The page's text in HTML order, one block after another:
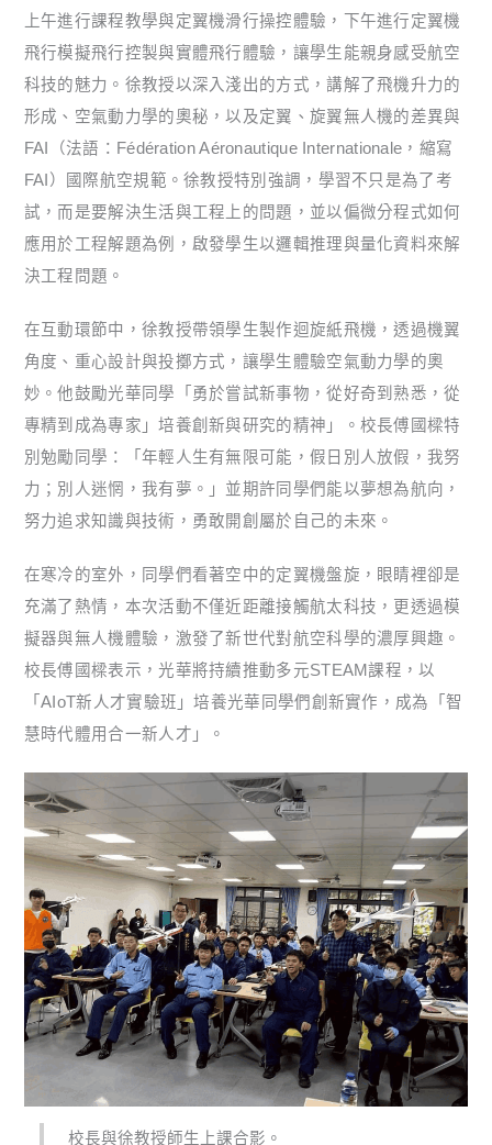
上午進行課程教學與定翼機滑行操控體驗，下午進行定翼機
飛行模擬飛行控製與實體飛行體驗，讓學生能親身感受航空
科技的魅力。徐教授以深入淺出的方式，講解了飛機升力的
形成、空氣動力學的奧秘，以及定翼、旋翼無人機的差異與
FAI（法語：Fédération Aéronautique Internationale，縮寫
FAI）國際航空規範。徐教授特別強調，學習不只是為了考
試，而是要解決生活與工程上的問題，並以偏微分程式如何
應用於工程解題為例，啟發學生以邏輯推理與量化資料來解
決工程問題。
在互動環節中，徐教授帶領學生製作迴旋紙飛機，透過機翼
角度、重心設計與投擲方式，讓學生體驗空氣動力學的奧
妙。他鼓勵光華同學「勇於嘗試新事物，從好奇到熟悉，從
專精到成為專家」培養創新與研究的精神」。校長傅國樑特
別勉勵同學：「年輕人生有無限可能，假日別人放假，我努
力；別人迷惘，我有夢。」並期許同學們能以夢想為航向，
努力追求知識與技術，勇敢開創屬於自己的未來。
在寒冷的室外，同學們看著空中的定翼機盤旋，眼睛裡卻是
充滿了熱情，本次活動不僅近距離接觸航太科技，更透過模
擬器與無人機體驗，激發了新世代對航空科學的濃厚興趣。
校長傅國樑表示，光華將持續推動多元STEAM課程，以
「AIoT新人才實驗班」培養光華同學們創新實作，成為「智
慧時代體用合一新人才」。
校長與徐教授師生上課合影。